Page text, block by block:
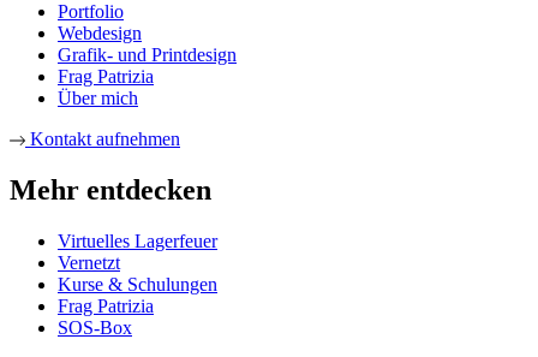
Portfolio
Webdesign
Grafik- und Printdesign
Frag Patrizia
Über mich
Kontakt aufnehmen
Mehr entdecken
Virtuelles Lagerfeuer
Vernetzt
Kurse & Schulungen
Frag Patrizia
SOS-Box